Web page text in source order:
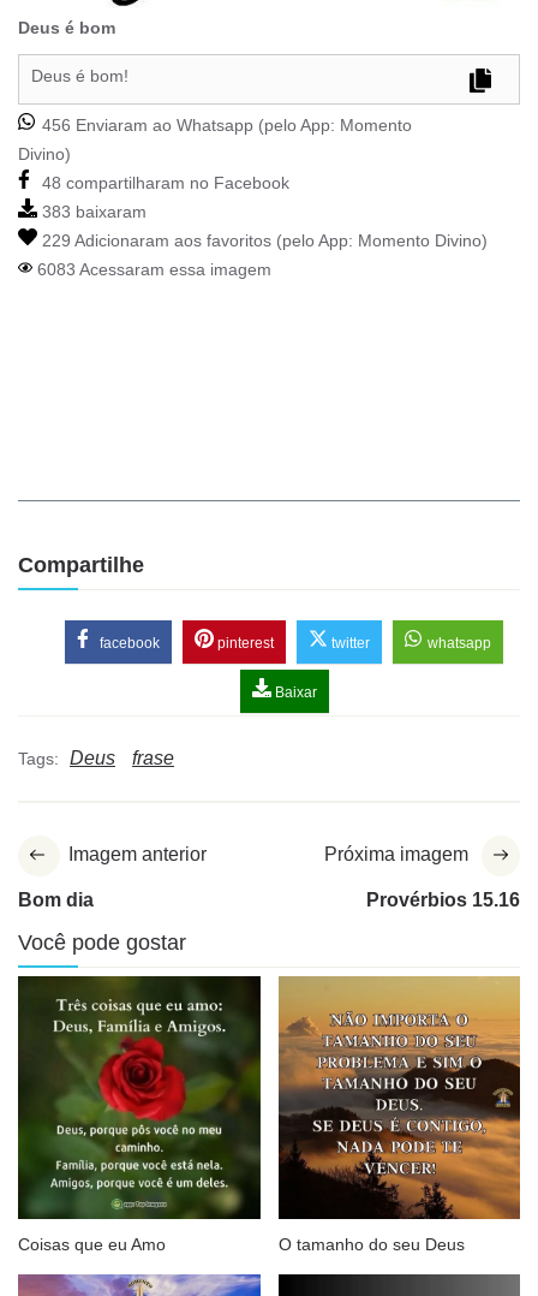
Deus é bom
Deus é bom!
456 Enviaram ao Whatsapp (pelo App: Momento
Divino)
48 compartilharam no Facebook
383 baixaram
229 Adicionaram aos favoritos (pelo App: Momento Divino)
6083 Acessaram essa imagem
Compartilhe
facebook pinterest twitter whatsapp
Baixar
Tags: Deus frase
Imagem anterior
Bom dia
Próxima imagem
Provérbios 15.16
Você pode gostar
Coisas que eu Amo O tamanho do seu Deus